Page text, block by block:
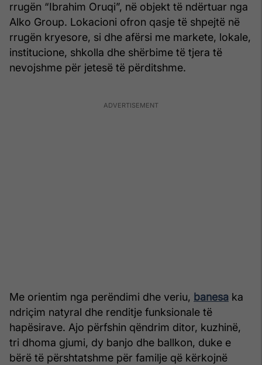
rrugën “Ibrahim Oruqi”, në objekt të ndërtuar nga
Alko Group. Lokacioni ofron qasje të shpejtë në
rrugën kryesore, si dhe afërsi me markete, lokale,
institucione, shkolla dhe shërbime të tjera të
nevojshme për jetesë të përditshme.
Me orientim nga perëndimi dhe veriu, banesa ka
ndriçim natyral dhe renditje funksionale të
hapësirave. Ajo përfshin qëndrim ditor, kuzhinë,
tri dhoma gjumi, dy banjo dhe ballkon, duke e
bërë të përshtatshme për familje që kërkojnë